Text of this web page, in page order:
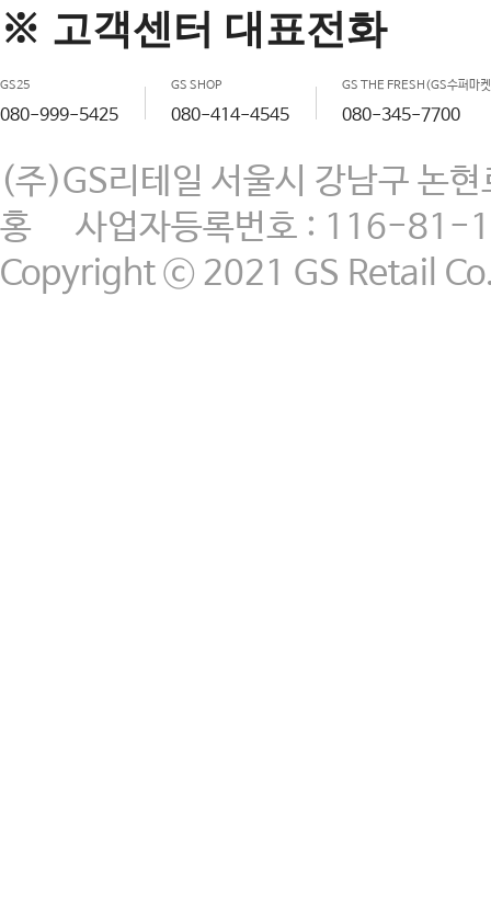
※ 고객센터 대표전화
GS25
080-999-5425
GS SHOP
080-414-4545
GS THE FRESH(GS수퍼마
080-345-7700
(주)GS리테일 서울시 강남구 논
홍 사업자등록번호 : 116-81-
Copyright ⓒ 2021 GS Retail